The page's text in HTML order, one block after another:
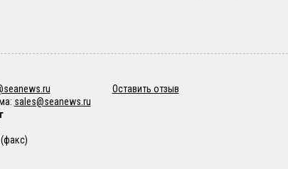
sales@seanews.ru
Оставить отзыв